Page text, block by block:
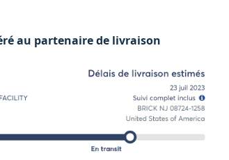
au partenaire de livraison